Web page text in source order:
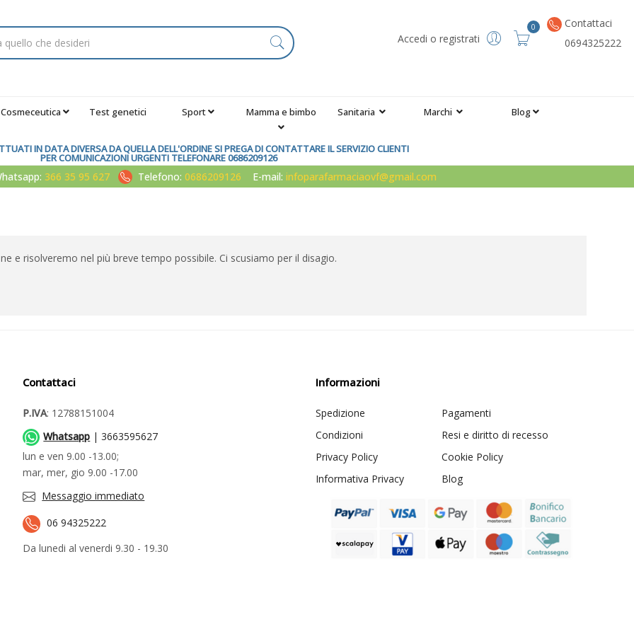
Accedi o registrati
0
Contattaci
0694325222
Cosmeceutica Test genetici Sport Mamma e bimbo Sanitaria Marchi Blog
IN DATA DIVERSA DA QUELLA DELL'ORDINE SI PREGA DI CONTATTARE IL SERVIZIO CLIENTI
PER COMUNICAZIONI URGENTI TELEFONARE 0686209126
366 35 95 627 Telefono:0686209126 E-mail:infoparafarmaciaovf@gmail.com
e risolveremo nel più breve tempo possibile. Ci scusiamo per il disagio.
Contattaci
P.IVA: 12788151004
Whatsapp | 3663595627
lun e ven 9.00 -13.00;
mar, mer, gio 9.00 -17.00
Messaggio immediato
06 94325222
Da lunedi al venerdi 9.30 - 19.30
Informazioni
Spedizione
Pagamenti
Condizioni
Resi e diritto di recesso
Privacy Policy
Cookie Policy
Informativa Privacy
Blog